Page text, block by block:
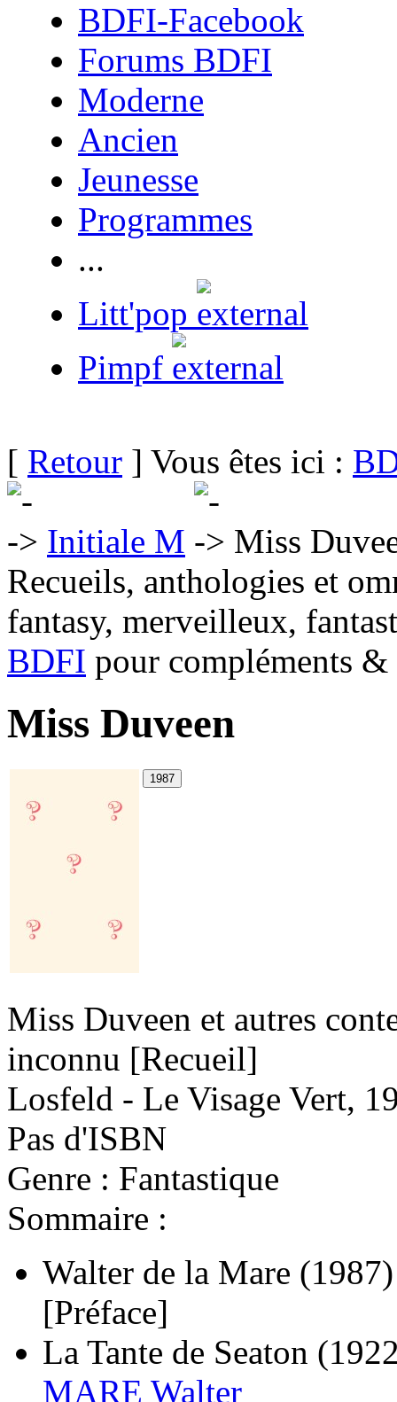
BDFI-Facebook
Forums BDFI
Moderne
Ancien
Jeunesse
Programmes
...
Litt'pop
Pimpf
[ Retour ] Vous êtes ici :
Initiale M
Miss
Recueils, anthologies et
fantasy, merveilleux,
BDFI pour compléments
Miss Duveen
Miss Duveen et autres
inconnu [Recueil]
Losfeld - Le Visage Vert,
Pas d'ISBN
Genre : Fantastique
Sommaire :
Walter de la Mare (1987)
[Préface]
La Tante de Seaton
MARE Walter